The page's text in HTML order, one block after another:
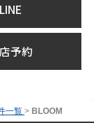
LINE
予約
一覧 > BLOOM